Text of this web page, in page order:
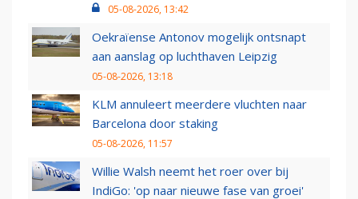
05-08-2026, 13:42
Oekraïense Antonov mogelijk ontsnapt
aan aanslag op luchthaven Leipzig
05-08-2026, 13:18
KLM annuleert meerdere vluchten naar
Barcelona door staking
05-08-2026, 11:57
Willie Walsh neemt het roer over bij
IndiGo: 'op naar nieuwe fase van groei'